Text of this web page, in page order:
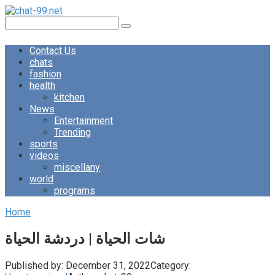
Skip
content
Contact Us
chats
fashion
health
kitchen
News
Entertainment
Trending
sports
videos
miscellany
world
programs
Home
شات الحياة | دردشة الحياة
Published by: December 31, 2022Category: